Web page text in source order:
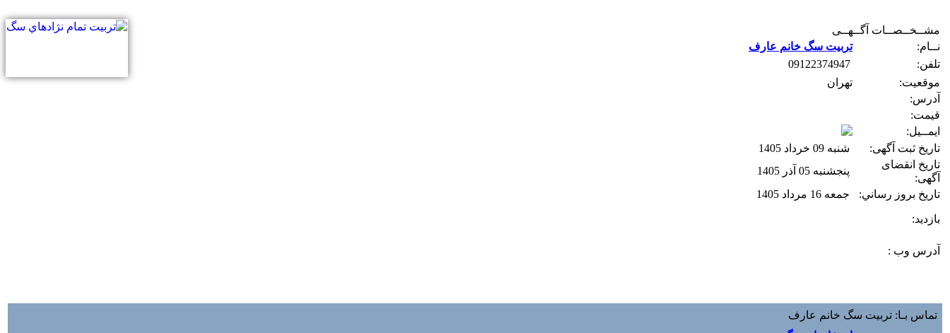
مشــخــصــات آگــهــی
نــام:
تربیت سگ خانم عارف
تلفن:
09122374947
موقعیت:
تهران
آدرس:
قیمت:
ایمــیل:
تاریخ ثبت آگهی:
شنبه 09 خرداد 1405
تاریخ انقضای
آگهی:
پنجشنبه 05 آذر 1405
تاريخ بروز رساني:
جمعه 16 مرداد 1405
بازديد:
آدرس وب :‌
تماس بـا: تربیت سگ خانم عارف